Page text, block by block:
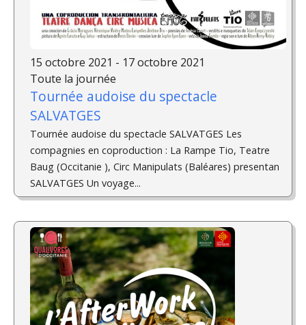
15 octobre 2021 - 17 octobre 2021
Toute la journée
Tournée audoise du spectacle
SALVATGES
Tournée audoise du spectacle SALVATGES Les
compagnies en coproduction : La Rampe Tio, Teatre
Baug (Occitanie ), Circ Manipulats (Baléares) presentan
SALVATGES Un voyage...